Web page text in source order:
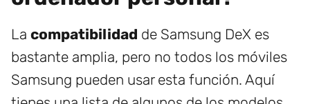
La compatibilidad de Samsung DeX es
bastante amplia, pero no todos los móviles
Samsung pueden usar esta función. Aquí